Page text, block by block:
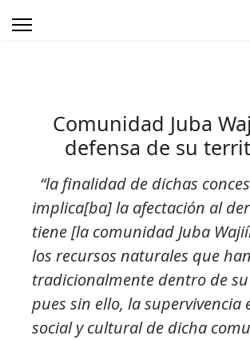
Comunidad Juba
defensa de su
“la finalidad de dichas
implica[ba] la afectación al
tiene [la comunidad Juba
los recursos naturales que
tradicionalmente dentro de
pues sin ello, la supervivencia
social y cultural de dicha